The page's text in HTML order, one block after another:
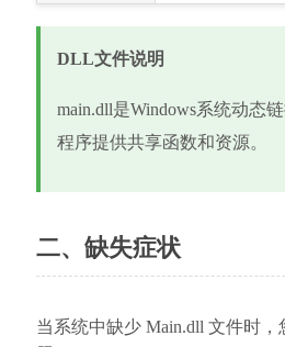
DLL文件说明
main.dll是Windows系统动态
程序提供共享函数和资源。
二、缺失症状
当系统中缺少 Main.dll 文件时